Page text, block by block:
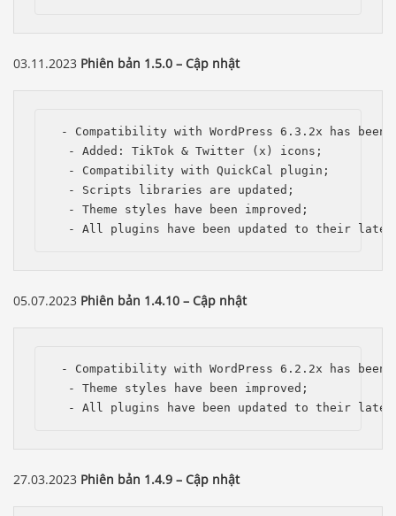
03.11.2023 Phiên bản 1.5.0 – Cập nhật
- Compatibility with WordPress 6.3.2x has been
  - Added: TikTok & Twitter (x) icons;
  - Compatibility with QuickCal plugin;
  - Scripts libraries are updated;
  - Theme styles have been improved;
- All plugins have been updated to their
05.07.2023 Phiên bản 1.4.10 – Cập nhật
- Compatibility with WordPress 6.2.2x has been
  - Theme styles have been improved;
- All plugins have been updated to their
27.03.2023 Phiên bản 1.4.9 – Cập nhật